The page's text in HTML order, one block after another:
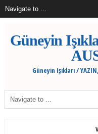
Güneyin
Güneyin Işıkları /